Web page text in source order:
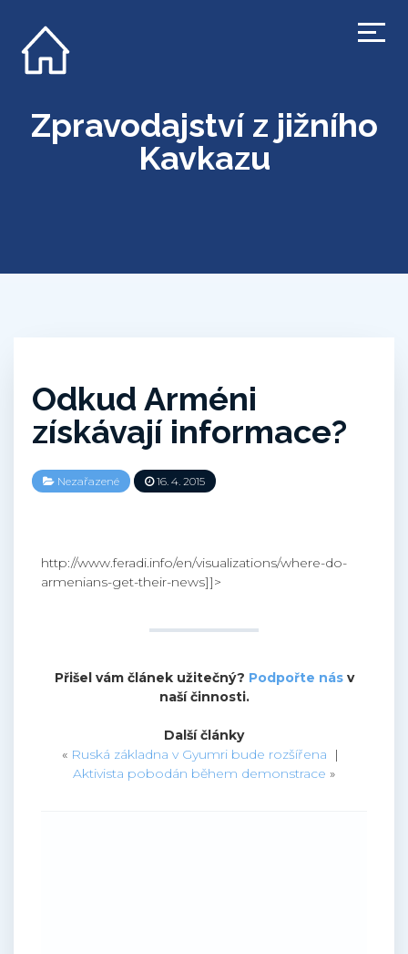
Zpravodajství z jižního
Kavkazu
Odkud Arméni
získávají informace?
Nezařazené 16. 4. 2015
http://www.feradi.info/en/visualizations/where-do-
armenians-get-their-news]]>
Přišel vám článek užitečný? Podpořte násv
naší činnosti.
Další články
« Ruská základna v Gyumri bude rozšířena |
Aktivista pobodán během demonstrace »